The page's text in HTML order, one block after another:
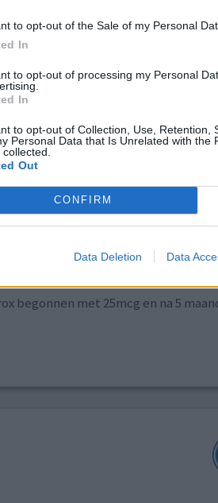
to opt-out of the Sale of my Personal
In
to opt-out of processing my Personal
In
to opt-out of Collection, Use, Retention,
Personal Data that Is Unrelated with the
Out
CONFIRM
Data Deletion Data
onregelmatig
Hoeveelheid bijwerkingen
er
af en heb
begonnen met 25mcg en na 5